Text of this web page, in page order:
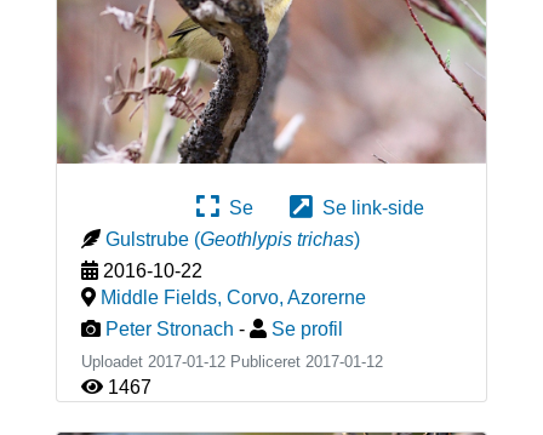
Se
Se link-side
Gulstrube (Geothlypis trichas)
2016-10-22
Middle Fields, Corvo, Azorerne
Peter Stronach - Se profil
Uploadet 2017-01-12 Publiceret 2017-01-12
1467